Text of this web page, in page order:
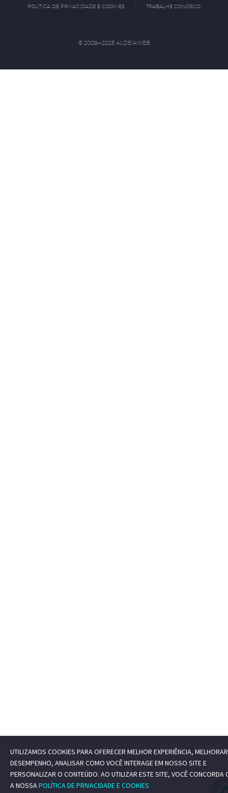
POLÍTICA DE PRIVACIDADE E COOKIES TRABALHE CONOSCO
© 2009—2025 ALDEIAWEB
UTILIZAMOS COOKIES PARA OFERECER MELHOR EXPERIÊNCIA,
DESEMPENHO, ANALISAR COMO VOCÊ INTERAGE EM NOSSO SITE E
PERSONALIZAR O CONTEÚDO. AO UTILIZAR ESTE SITE, VOCÊ CONCORDA
A NOSSAPOLÍTICA DE PRIVACIDADE E COOKIES